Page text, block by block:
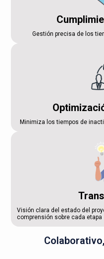
Gestión precisa de los
Minimiza los tiempos de
Visión clara del estado del
comprensión sobre cada etapa